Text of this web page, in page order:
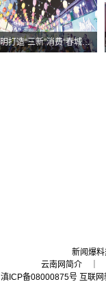
昆明打造“三新”消费“春城样板”
新闻爆
云南网简介 ｜
滇ICP备08000875号 互联